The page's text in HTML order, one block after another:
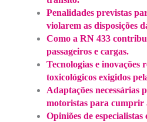
Penalidades previstas
violarem as disposições
Como a RN 433
passageiros e cargas.
Tecnologias e inovações
toxicológicos exigidos
Adaptações necessárias
motoristas para cumprir
Opiniões de